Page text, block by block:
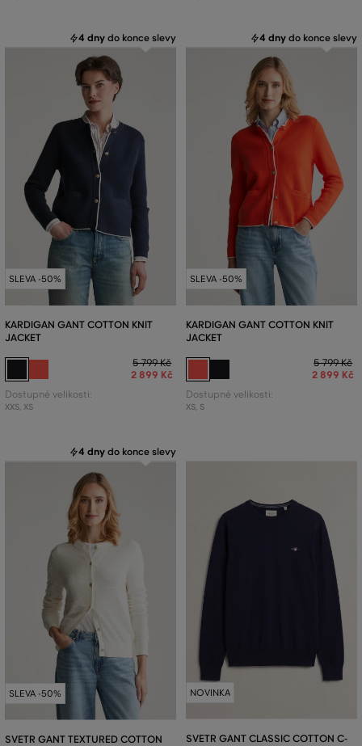
4 dny do konce slevy
SLEVA -50%
KARDIGAN GANT COTTON KNIT
JACKET
5 799 Kč
2 899 Kč
Dostupné velikosti:
XXS, XS
4 dny do konce slevy
SLEVA -50%
KARDIGAN GANT COTTON KNIT
JACKET
5 799 Kč
2 899 Kč
Dostupné velikosti:
XS, S
4 dny do konce slevy
SLEVA -50%
SVETR GANT TEXTURED COTTON
NOVINKA
SVETR GANT CLASSIC COTTON C-